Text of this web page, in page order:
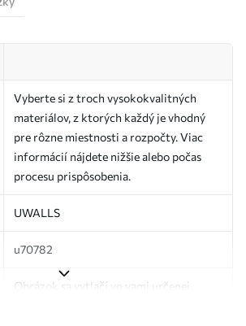
Vyberte si z troch vysokokvalitných
materiálov, z ktorých každý je vhodný
pre rôzne miestnosti a rozpočty. Viac
informácií nájdete nižšie alebo počas
procesu prispôsobenia.
UWALLS
u70782
Obrázok sa vytlačí vo vami určenej